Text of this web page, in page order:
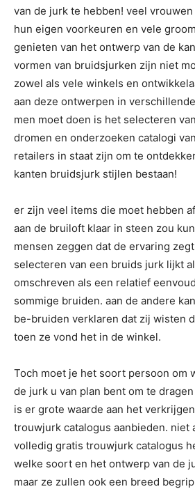
van de jurk te hebben! veel
hun eigen voorkeuren en vele
genieten van het ontwerp van de
vormen van bruidsjurken zijn niet
zowel als vele winkels en
aan deze ontwerpen in
men moet doen is het selecteren
dromen en onderzoeken catalogi
retailers in staat zijn om te
kanten bruidsjurk stijlen bestaan!
er zijn veel items die moet hebben
aan de bruiloft klaar in steen zou
mensen zeggen dat de ervaring
selecteren van een bruids jurk lijkt
omschreven als een relatief
sommige bruiden. aan de andere
be-bruiden verklaren dat zij wisten
toen ze vond het in de winkel.
Toch moet je het soort persoon om
de jurk u van plan bent om te
is er grote waarde aan het
trouwjurk catalogus aanbieden. niet
volledig gratis trouwjurk catalogus
welke soort en het ontwerp van de
maar ze zullen ook een breed